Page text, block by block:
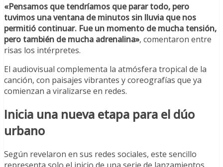
«Pensamos que tendríamos que parar todo, pero
tuvimos una ventana de minutos sin lluvia que nos
permitió continuar. Fue un momento de mucha tensión,
pero también de mucha adrenalina», comentaron entre
risas los intérpretes.
El audiovisual complementa la atmósfera tropical de la
canción, con paisajes vibrantes y coreografías que ya
comienzan a viralizarse en redes.
Inicia una nueva etapa para el dúo
urbano
Según revelaron en sus redes sociales, este sencillo